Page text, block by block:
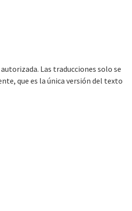
Las traducciones solo se
que es la única versión del texto